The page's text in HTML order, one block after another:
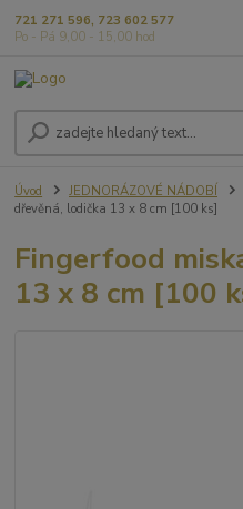
721 271 596, 723 602 577
Po - Pá 9,00 - 15,00 hod
Úvod JEDNORÁZOVÉ NÁDOBÍ
dřevěná, lodička 13 x 8 cm [100 ks]
Fingerfood
13 x 8 cm [100